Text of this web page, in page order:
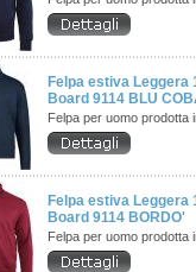
Felpa estiva Leggera
Board 9114 BLU
Felpa per uomo prodotta
Felpa estiva Leggera
Board 9114 BORDO'
Felpa per uomo prodotta